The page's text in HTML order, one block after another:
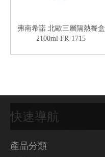
弗南希諾 北歐三層隔熱餐盒
2100ml FR-1715
快速導航
產品分類